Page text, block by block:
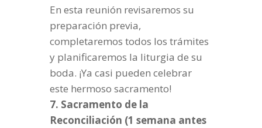
En esta reunión revisaremos su
preparación previa,
completaremos todos los trámites
y planificaremos la liturgia de su
boda. ¡Ya casi pueden celebrar
este hermoso sacramento!
7. Sacramento de la
Reconciliación (1 semana antes